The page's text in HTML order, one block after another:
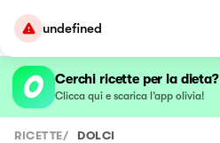
undefined
Cerchi ricette per la dieta?
Clicca qui e scarica l’app olivia!
RICETTE/ DOLCI